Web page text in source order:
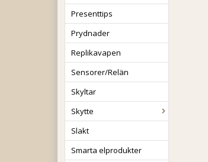
Presenttips
Prydnader
Replikavapen
Sensorer/Relän
Skyltar
Skytte
Slakt
Smarta elprodukter